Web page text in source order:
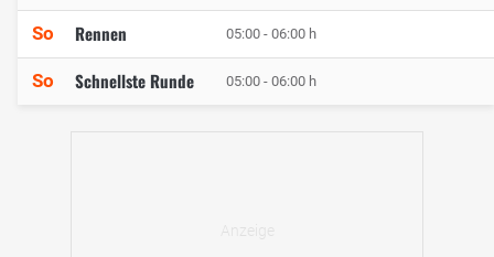
So Rennen 05:00 - 06:00 h
So Schnellste Runde 05:00 - 06:00 h